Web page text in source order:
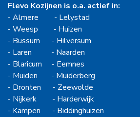
Flevo Kozijnen is o.a. actief in:
- Almere - Lelystad
- Weesp - Huizen
- Bussum - Hilversum
- Laren - Naarden
- Blaricum - Eemnes
- Muiden - Muiderberg
- Dronten - Zeewolde
- Nijkerk - Harderwijk
- Kampen - Biddinghuizen